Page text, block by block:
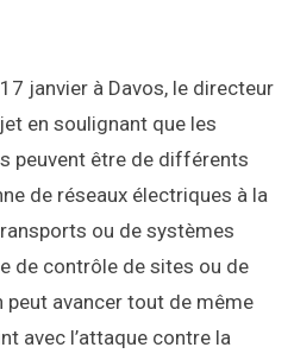
janvier à Davos, le directeur
en soulignant que les
peuvent être de différents
de réseaux électriques à la
ou de systèmes
de contrôle de sites ou de
peut avancer tout de même
avec l’attaque contre la